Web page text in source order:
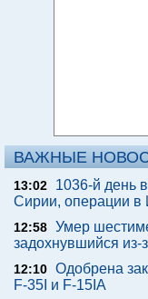
ВАЖНЫЕ
13:02
1036-й день
Сирии, операции в
12:58 Умер
задохнувшийся из-
12:10 Одобрена
F-35I и F-15IA